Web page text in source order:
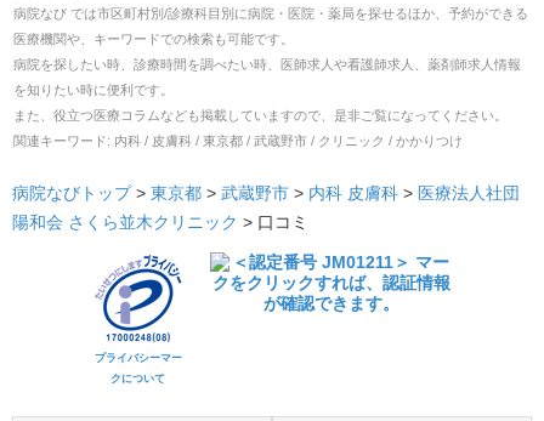
病院なび では市区町村別/診療科目別に病院・医院・薬局を探せるほか、予約ができる
医療機関や、キーワードでの検索も可能です。
病院を探したい時、診療時間を調べたい時、医師求人や看護師求人、薬剤師求人情報
を知りたい時に便利です。
また、役立つ医療コラムなども掲載していますので、是非ご覧になってください。
関連キーワード: 内科 / 皮膚科 / 東京都 / 武蔵野市 / クリニック / かかりつけ
病院なびトップ > 東京都 > 武蔵野市 > 内科 皮膚科 > 医療法人社団
陽和会 さくら並木クリニック > 口コミ
プライバシーマー
クについて